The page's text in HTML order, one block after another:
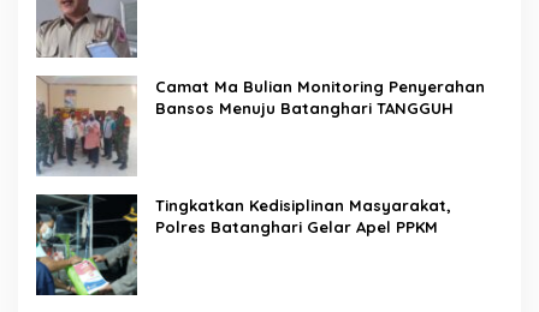
Camat Ma Bulian Monitoring Penyerahan
Bansos Menuju Batanghari TANGGUH
Tingkatkan Kedisiplinan Masyarakat,
Polres Batanghari Gelar Apel PPKM